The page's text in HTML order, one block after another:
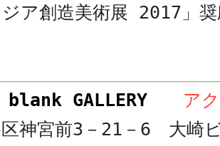
ジア創造美術展 2017 」
blank GALLERY
ア
神宮前3 － 21 － 6 大崎